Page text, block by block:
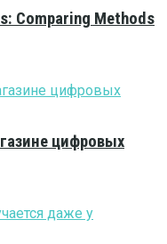
Comparing Methods
цифровых